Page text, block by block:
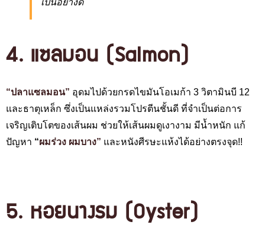
เป็นอย่างดี
4. แซลมอน (Salmon)
“ปลาแซลมอน” อุดมไปด้วยกรดไขมันโอเมก้า 3 วิตามินบี 12
และธาตุเหล็ก ซึ่งเป็นแหล่งรวมโปรตีนชั้นดี ที่จำเป็นต่อการ
เจริญเติบโตของเส้นผม ช่วยให้เส้นผมดูเงางาม มีน้ำหนัก แก้
ปัญหา “ผมร่วง ผมบาง” และหนังศีรษะแห้งได้อย่างตรงจุด!!
5. หอยนางรม (Oyster)